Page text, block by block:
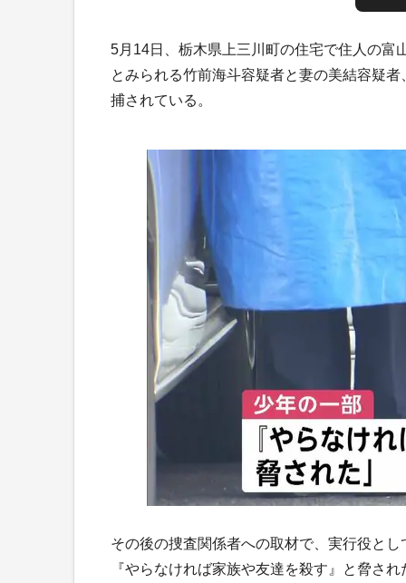
5月14日、栃木県上三川町の住宅で住人の富
とみられる竹前海斗容疑者と妻の美結容疑
捕されている。
その後の捜査関係者への取材で、実行役と
『やらなければ家族や友達を殺す』と脅さ